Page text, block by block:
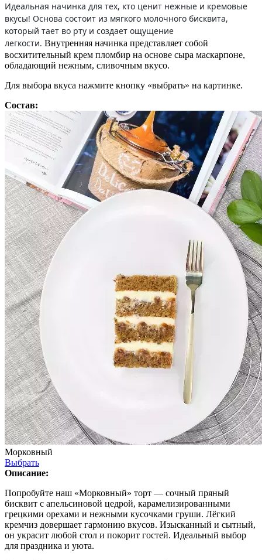
Идеальная начинка для тех, кто ценит нежные и кремовые
вкусы! Основа состоит из мягкого молочного бисквита,
который тает во рту и создает ощущение
легкости. Внутренняя начинка представляет собой
восхитительный крем пломбир на основе сыра маскарпоне,
обладающий нежным, сливочным вкусо.
Для выбора вкуса нажмите кнопку «выбрать» на картинке.
Состав:
Морковный
Выбрать
Описание:
Попробуйте наш «Морковный» торт — сочный пряный
бисквит с апельсиновой цедрой, карамелизированными
грецкими орехами и нежными кусочками груши. Лёгкий
кремчиз довершает гармонию вкусов. Изысканный и сытный,
он украсит любой стол и покорит гостей. Идеальный выбор
для праздника и уюта.